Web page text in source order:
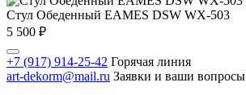
Стул Обеденный EAMES DSW WX-503
5 500 ₽
+7 (917) 914-25-42 Горячая линия
art-dekorm@mail.ru Заявки и ваши вопросы